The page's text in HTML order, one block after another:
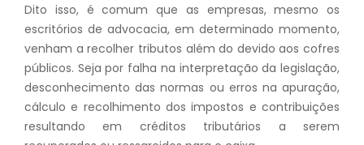
Dito isso, é comum que as empresas, mesmo os
escritórios de advocacia, em determinado momento,
venham a recolher tributos além do devido aos cofres
públicos. Seja por falha na interpretação da legislação,
desconhecimento das normas ou erros na apuração,
cálculo e recolhimento dos impostos e contribuições
resultando em créditos tributários a serem